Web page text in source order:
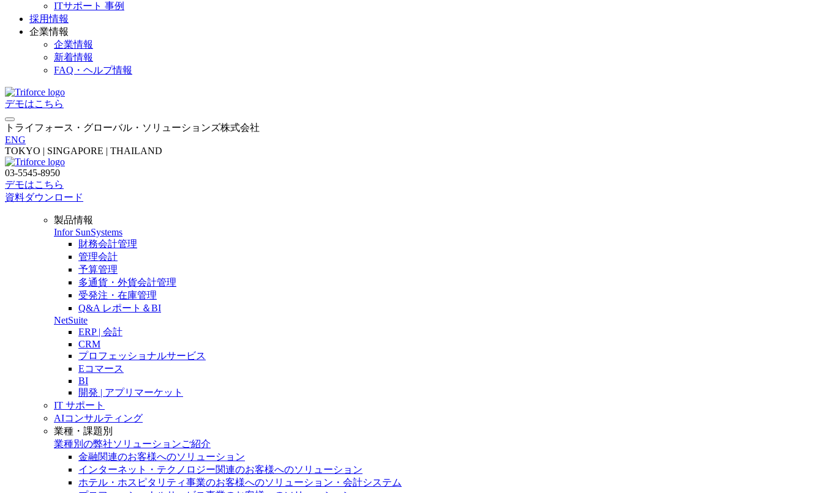
ITサポート 事例
採用情報
企業情報
企業情報
新着情報
FAQ・ヘルプ情報
デモはこちら
トライフォース・グローバル・ソリューションズ株式会社
ENG
TOKYO | SINGAPORE | THAILAND
03-5545-8950
デモはこちら
資料ダウンロード
製品情報
Infor SunSystems
財務会計管理
管理会計
予算管理
多通貨・外貨会計管理
受発注・在庫管理
Q&A レポート＆BI
NetSuite
ERP | 会計
CRM
プロフェッショナルサービス
Eコマース
BI
開発 | アプリマーケット
IT サポート
AIコンサルティング
業種・課題別
業種別の弊社ソリューションご紹介
金融関連のお客様へのソリューション
インターネット・テクノロジー関連のお客様へのソリューション
ホテル・ホスピタリティ事業のお客様へのソリューション・会計システム